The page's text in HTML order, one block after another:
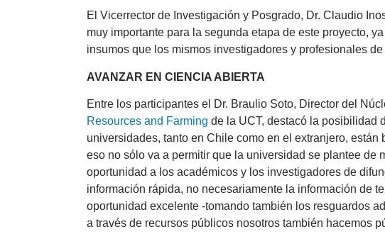
El Vicerrector de Investigación y Posgrado, Dr. Claudio
muy importante para la segunda etapa de este proyecto,
insumos que los mismos investigadores y profesionales
AVANZAR EN CIENCIA ABIERTA
Entre los participantes el Dr. Braulio Soto, Director del
Resources and Farming de la UCT, destacó la posibilidad
universidades, tanto en Chile como en el extranjero,
eso no sólo va a permitir que la universidad se plantee de
oportunidad a los académicos y los investigadores de
información rápida, no necesariamente la información de
oportunidad excelente -tomando también los resguardos
a través de recursos públicos nosotros también hacemos